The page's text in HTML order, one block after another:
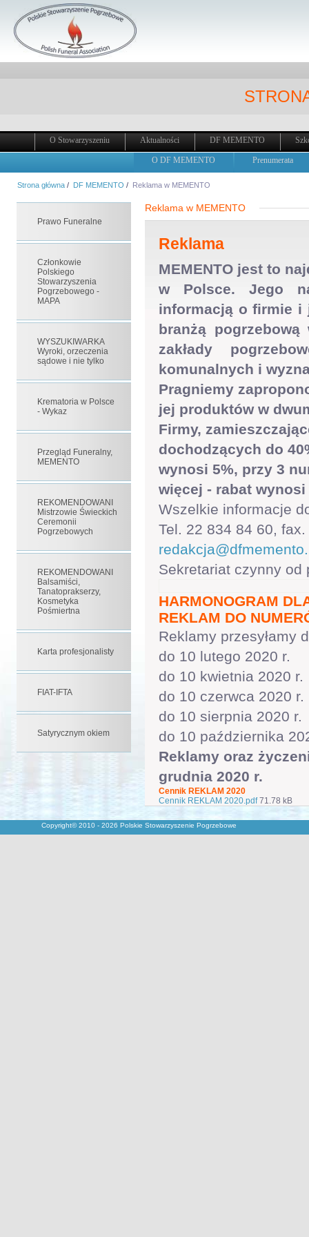
O Stowarzyszeniu Aktualności DF MEMENTO
O DF MEMENTO Prenumerata
Strona główna / DF MEMENTO / Reklama w MEMENTO
Prawo Funeralne
Członkowie
Polskiego
Stowarzyszenia
Pogrzebowego -
MAPA
WYSZUKIWARKA
Wyroki, orzeczenia
sądowe i nie tylko
Krematoria w Polsce
- Wykaz
Przegląd Funeralny,
MEMENTO
REKOMENDOWANI
Mistrzowie Świeckich
Ceremonii
Pogrzebowych
REKOMENDOWANI
Balsamiści,
Tanatoprakserzy,
Kosmetyka
Pośmiertna
Karta profesjonalisty
FIAT-IFTA
Satyrycznym okiem
Reklama w MEMENTO
Reklama
MEMENTO jest to
w Polsce. Jego
informacją o firmie i
branżą
zakłady
komunalnych i
Pragniemy
jej produktów w
Firmy,
dochodzących do
wynosi 5%, przy 3
więcej - rabat wynosi
Wszelkie informacje
Tel. 22 834 84 60,
Sekretariat czynny od
HARMONOGRAM
REKLAM DO
Reklamy przesyłamy
do 10 lutego 2020 r.
do 10 kwietnia 2020 r.
do 10 czerwca 2020 r.
do 10 sierpnia 2020 r.
do 10 października
Reklamy oraz
grudnia 2020 r.
Cennik REKLAM 2020
Cennik REKLAM 2020.pdf71.78 kB
Copyright© 2010 - 2026 Polskie Stowarzyszenie Pogrzebowe